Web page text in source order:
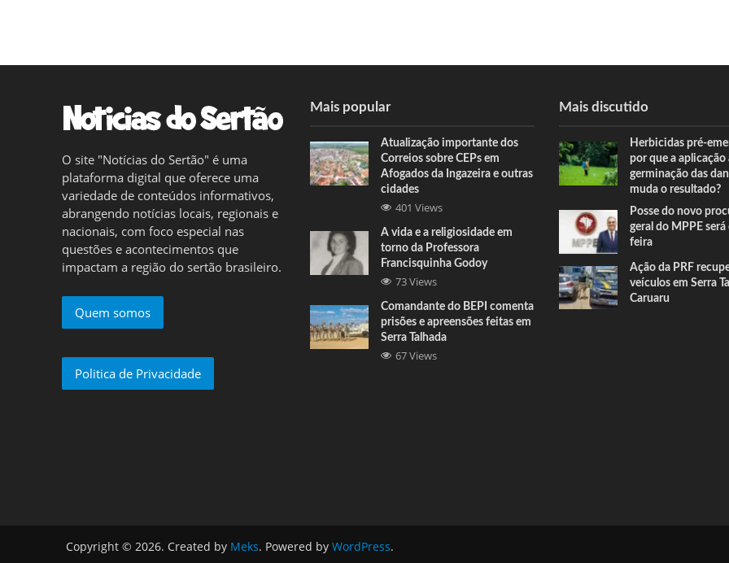
O site "Notícias do Sertão" é uma
plataforma digital que oferece uma
variedade de conteúdos informativos,
abrangendo notícias locais, regionais e
nacionais, com foco especial nas
questões e acontecimentos que
impactam a região do sertão brasileiro.
Quem somos
Politica de Privacidade
Mais popular
Atualização importante dos
Correios sobre CEPs em
Afogados da Ingazeira e outras
cidades
401 Views
A vida e a religiosidade em
torno da Professora
Francisquinha Godoy
73 Views
Comandante do BEPI comenta
prisões e apreensões feitas em
Serra Talhada
67 Views
Mais discutido
Herbicidas pré-
por que a aplicação
germinação das
muda o resultado?
Posse do novo
geral do MPPE
feira
Ação da PRF
veículos em Serra
Caruaru
Copyright © 2026. Created by Meks. Powered by WordPress.